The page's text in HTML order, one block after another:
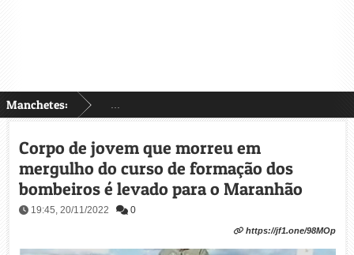
Manchetes: ...
Corpo de jovem que morreu em
mergulho do curso de formação dos
bombeiros é levado para o Maranhão
19:45, 20/11/2022 0
https://jf1.one/98MOp